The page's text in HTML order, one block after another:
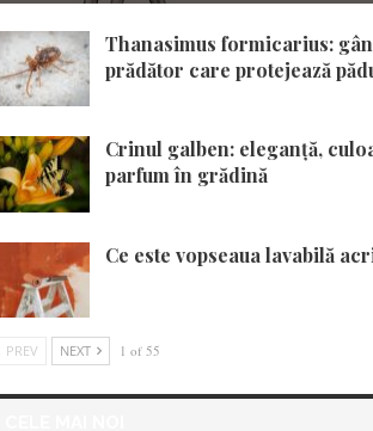
Thanasimus formicarius:
prădător care protejează
Crinul galben: eleganță,
parfum în grădină
Ce este vopseaua lavabilă
PREV NEXT 1 of 55